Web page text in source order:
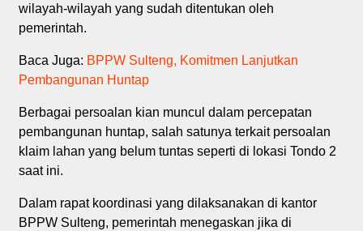
wilayah-wilayah yang sudah ditentukan oleh
pemerintah.
Baca Juga: BPPW Sulteng, Komitmen Lanjutkan
Pembangunan Huntap
Berbagai persoalan kian muncul dalam percepatan
pembangunan huntap, salah satunya terkait persoalan
klaim lahan yang belum tuntas seperti di lokasi Tondo 2
saat ini.
Dalam rapat koordinasi yang dilaksanakan di kantor
BPPW Sulteng, pemerintah menegaskan jika di